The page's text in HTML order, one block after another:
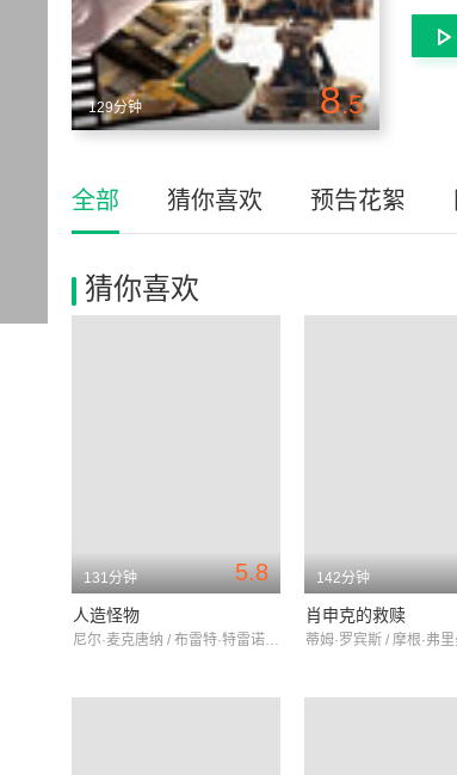
129分钟 8.5
全部 猜你喜欢 预告花絮
猜你喜欢
5.8
131分钟
人造怪物
尼尔·麦克唐纳 / 布雷特·特雷诺 / 乔斯·罗赛特
142分钟
肖申克的救赎